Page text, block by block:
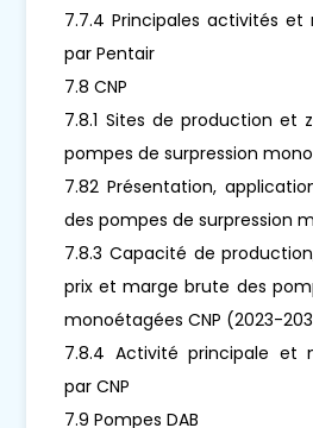
7.7.4 Principales activités et
par Pentair
7.8 CNP
7.8.1 Sites de production et
pompes de surpression
7.82 Présentation,
des pompes de surpression
7.8.3 Capacité de
prix et marge brute des
monoétagées CNP (2023-
7.8.4 Activité principale et
par CNP
7.9 Pompes DAB